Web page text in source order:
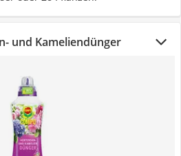
und Kameliendünger